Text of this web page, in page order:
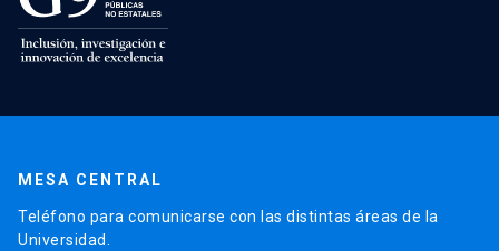
MESA CENTRAL
Teléfono para comunicarse con las distintas áreas de la
Universidad.